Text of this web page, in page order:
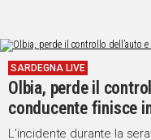
POLITICA
IN
ITALIA
NEL
MONDO
SARDEGNA LIVE
Olbia, perde il
conducente finisce
L’incidente durante la